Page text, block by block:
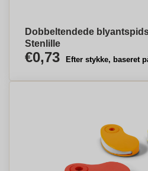
Dobbeltendede
Stenlille
€0,73 Efter stykke, baseret